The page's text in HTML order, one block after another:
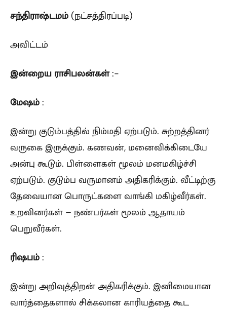
சந்திராஷ்டமம் (நட்சத்திரப்படி)
அவிட்டம்
இன்றைய ராசிபலன்கள்:-
மேஷம் :
இன்று குடும்பத்தில் நிம்மதி ஏற்படும். சுற்றத்தினர்
வருகை இருக்கும். கணவன், மனைவிக்கிடையே
அன்பு கூடும். பிள்ளைகள் மூலம் மனமகிழ்ச்சி
ஏற்படும். குடும்ப வருமானம் அதிகரிக்கும். வீட்டிற்கு
தேவையான பொருட்களை வாங்கி மகிழ்வீர்கள்.
உறவினர்கள் – நண்பர்கள் மூலம் ஆதாயம்
பெறுவீர்கள்.
ரிஷபம் :
இன்று அறிவுத்திறன் அதிகரிக்கும். இனிமையான
வார்த்தைகளால் சிக்கலான காரியத்தை கூட